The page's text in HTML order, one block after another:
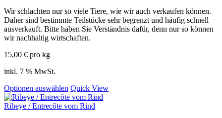
Wir schlachten nur so viele Tiere, wie wir auch verkaufen können.
Daher sind bestimmte Teilstücke sehr begrenzt und häufig schnell
ausverkauft. Bitte haben Sie Verständnis dafür, denn nur so können
wir nachhaltig wirtschaften.
15,00 € pro kg
inkl. 7 % MwSt.
Optionen auswählen Quick View
Ribeye / Entrecôte vom Rind